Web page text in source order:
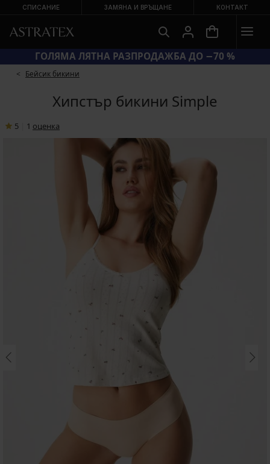
СПИСАНИЕ ЗАМЯНА И ВРЪЩАНЕ КОНТАКТ
КОД BRA20 = СУТИЕНИ −20 %
Бейсик бикини
Хипстър бикини Simple
5 1 oценка